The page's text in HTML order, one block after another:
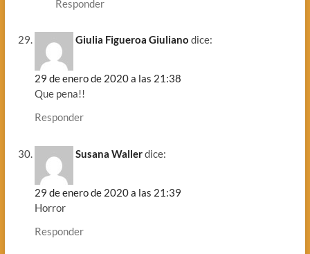
Responder
Giulia Figueroa Giuliano dice:
29 de enero de 2020 a las 21:38
Que pena!!
Responder
Susana Wallerdice:
29 de enero de 2020 a las 21:39
Horror
Responder